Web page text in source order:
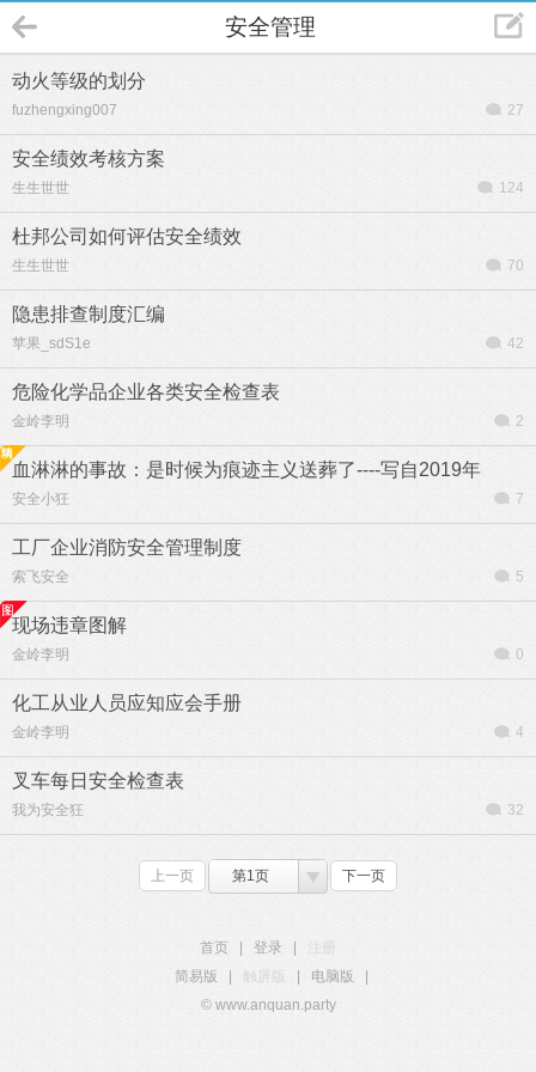
安全管理
动火等级的划分
fuzhengxing007 27
安全绩效考核方案
生生世世 124
杜邦公司如何评估安全绩效
生生世世 70
隐患排查制度汇编
苹果_sdS1e 42
危险化学品企业各类安全检查表
金岭李明 2
血淋淋的事故：是时候为痕迹主义送葬了----写自2019年
安全小狂 7
工厂企业消防安全管理制度
索飞安全 5
现场违章图解
金岭李明 0
化工从业人员应知应会手册
金岭李明 4
叉车每日安全检查表
我为安全狂 32
上一页 第1页 下一页
首页 登录
注册
简易版
触屏版 电脑版
© www.anquan.party